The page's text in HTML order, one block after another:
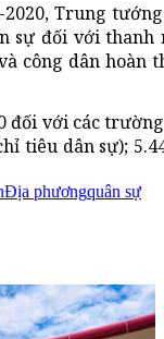
Trung
sự đối với
công dân hoàn
đối với các
tiêu dân sự);
Địa phươngquân sự